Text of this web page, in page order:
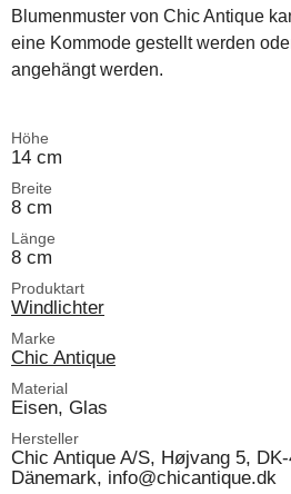
Blumenmuster von Chic Antique
eine Kommode gestellt werden
angehängt werden.
Höhe
14 cm
Breite
8 cm
Länge
8 cm
Produktart
Windlichter
Marke
Chic Antique
Material
Eisen, Glas
Hersteller
Chic Antique A/S, Højvang 5,
Dänemark, info@chicantique.dk